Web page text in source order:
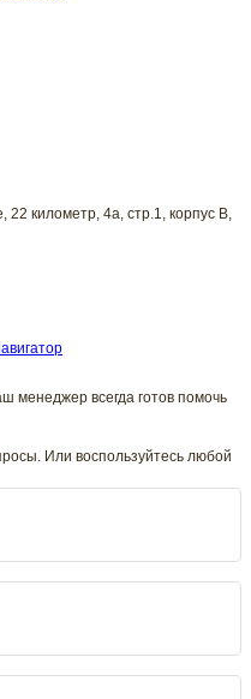
километр, 4а, стр.1, корпус В,
менеджер всегда готов помочь
Или воспользуйтесь любой